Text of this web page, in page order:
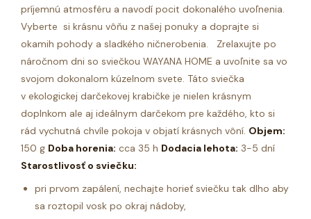
príjemnú atmosféru a navodí pocit dokonalého uvoľnenia.
Vyberte si krásnu vôňu z našej ponuky a doprajte si
okamih pohody a sladkého ničnerobenia. Zrelaxujte po
náročnom dni so sviečkou WAYANA HOME a uvoľnite sa vo
svojom dokonalom kúzelnom svete. Táto sviečka
v ekologickej darčekovej krabičke je nielen krásnym
doplnkom ale aj ideálnym darčekom pre každého, kto si
rád vychutná chvíle pokoja v objatí krásnych vôní. Objem:
150 g Doba horenia: cca 35 h Dodacia lehota: 3-5 dní
Starostlivosť o sviečku:
pri prvom zapálení, nechajte horieť sviečku tak dlho aby
sa roztopil vosk po okraj nádoby,